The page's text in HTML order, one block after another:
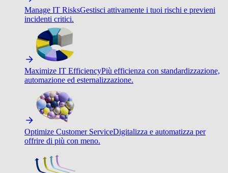
Manage IT RisksGestisci attivamente i tuoi rischi e previeni
incidenti critici.
Maximize IT EfficiencyPiù efficienza con standardizzazione,
automazione ed esternalizzazione.
Optimize Customer ServiceDigitalizza e automatizza per
offrire di più con meno.